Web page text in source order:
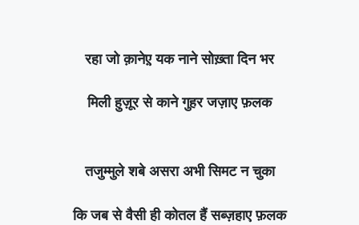
रहा जो क़ानेए़ यक नाने सोख़्ता दिन भर
मिली हुज़ूर से काने गुहर जज़ाए फ़लक
तजुम्मुले शबे असरा अभी सिमट न चुका
कि जब से वैसी ही कोतल हैं सब्ज़हाए फ़लक